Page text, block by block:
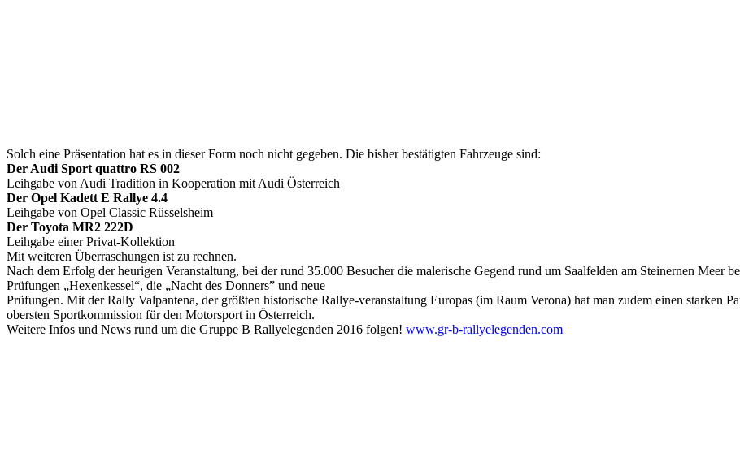
Solch eine Präsentation hat es in dieser Form noch nicht gegeben. Die bisher bestätigten Fahrzeuge sind:
Der Audi Sport quattro RS 002
Leihgabe von Audi Tradition in Kooperation mit Audi Österreich
Der Opel Kadett E Rallye 4.4
Leihgabe von Opel Classic Rüsselsheim
Der Toyota MR2 222D
Leihgabe einer Privat-Kollektion
Mit weiteren Überraschungen ist zu rechnen.
Nach dem Erfolg der heurigen Veranstaltung, bei der rund 35.000 Besucher die malerische Gegend rund um Saalfelden am Steinernen Meer
Prüfungen „Hexenkessel“, die „Nacht des Donners” und neue
Prüfungen. Mit der Rally Valpantena, der größten historische Rallye-veranstaltung Europas (im Raum Verona) hat man zudem einen starken
obersten Sportkommission für den Motorsport in Österreich.
Weitere Infos und News rund um die Gruppe B Rallyelegenden 2016 folgen! www.gr-b-rallyelegenden.com